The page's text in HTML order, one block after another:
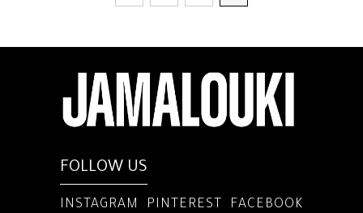
FOLLOW US
INSTAGRAM PINTEREST
FACEBOOK